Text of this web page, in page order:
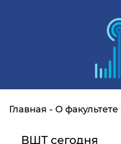
Главная О факультете
ВШТ сегодня